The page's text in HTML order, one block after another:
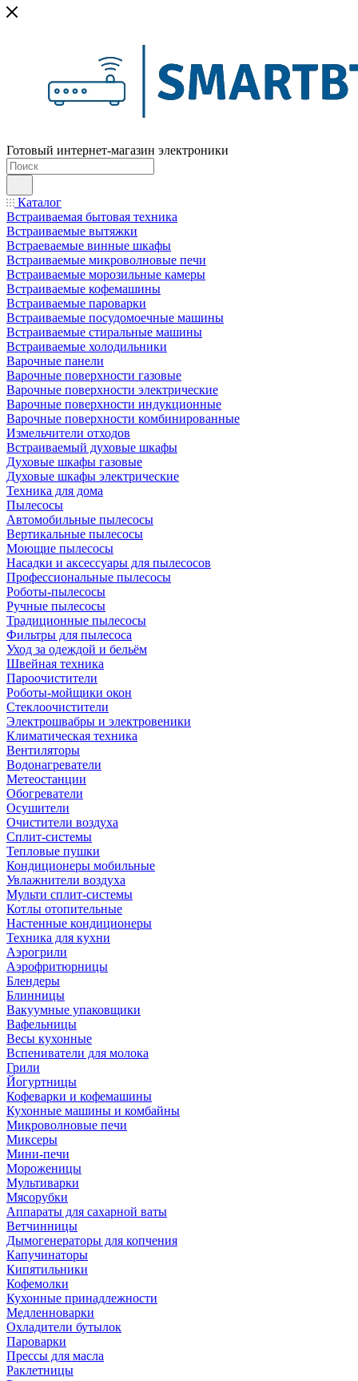
Готовый интернет-магазин электроники
Каталог
Встраиваемая бытовая техника
Встраиваемые вытяжки
Встраеваемые винные шкафы
Встраиваемые микроволновые печи
Встраиваемые морозильные камеры
Встраиваемые кофемашины
Встраиваемые пароварки
Встраиваемые посудомоечные машины
Встраиваемые стиральные машины
Встраиваемые холодильники
Варочные панели
Варочные поверхности газовые
Варочные поверхности электрические
Варочные поверхности индукционные
Варочные поверхности комбинированные
Измельчители отходов
Встраиваемый духовые шкафы
Духовые шкафы газовые
Духовые шкафы электрические
Техника для дома
Пылесосы
Автомобильные пылесосы
Вертикальные пылесосы
Моющие пылесосы
Насадки и аксессуары для пылесосов
Профессиональные пылесосы
Роботы-пылесосы
Ручные пылесосы
Традиционные пылесосы
Фильтры для пылесоса
Уход за одеждой и бельём
Швейная техника
Пароочистители
Роботы-мойщики окон
Стеклоочистители
Электрошвабры и электровеники
Климатическая техника
Вентиляторы
Водонагреватели
Метеостанции
Обогреватели
Осушители
Очистители воздуха
Сплит-системы
Тепловые пушки
Кондиционеры мобильные
Увлажнители воздуха
Мульти сплит-системы
Котлы отопительные
Настенные кондиционеры
Техника для кухни
Аэрогрили
Аэрофритюрницы
Блендеры
Блинницы
Вакуумные упаковщики
Вафельницы
Весы кухонные
Вспениватели для молока
Грили
Йогуртницы
Кофеварки и кофемашины
Кухонные машины и комбайны
Микроволновые печи
Миксеры
Мини-печи
Мороженицы
Мультиварки
Мясорубки
Аппараты для сахарной ваты
Ветчинницы
Дымогенераторы для копчения
Капучинаторы
Кипятильники
Кофемолки
Кухонные принадлежности
Медленноварки
Охладители бутылок
Пароварки
Прессы для масла
Раклетницы